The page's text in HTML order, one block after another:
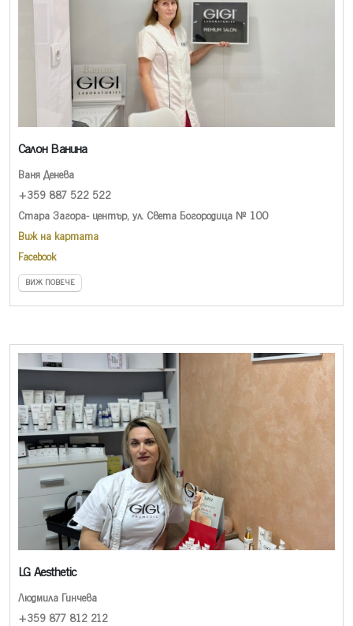
Салон Ванина
Ваня Денева
+359 887 522 522
Стара Загора- център, ул. Света Богородица № 100
Виж на картата
Facebook
ВИЖ ПОВЕЧЕ
LG Aesthetic
Людмила Гинчева
+359 877 812 212